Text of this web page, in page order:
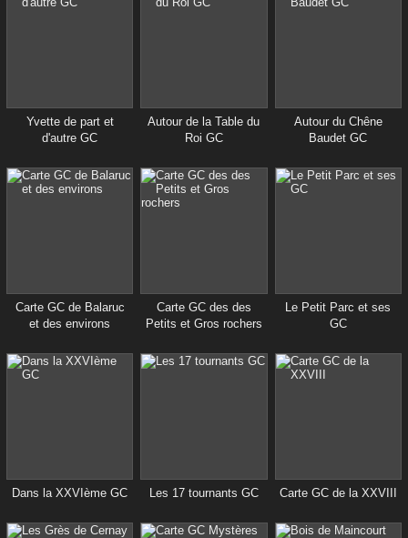
Yvette de part et
d'autre GC
Autour de la Table du
Roi GC
Autour du Chêne
Baudet GC
Carte GC de Balaruc
et des environs
Carte GC des des
Petits et Gros rochers
Le Petit Parc et ses
GC
Dans la XXVIème GC Les 17 tournants GC Carte GC de la XXVIII